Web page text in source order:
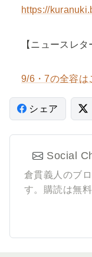
https://
【ニュースレ
9/6・7の全容は
シェア
Social
倉貫義人のブ
す。 購読は無